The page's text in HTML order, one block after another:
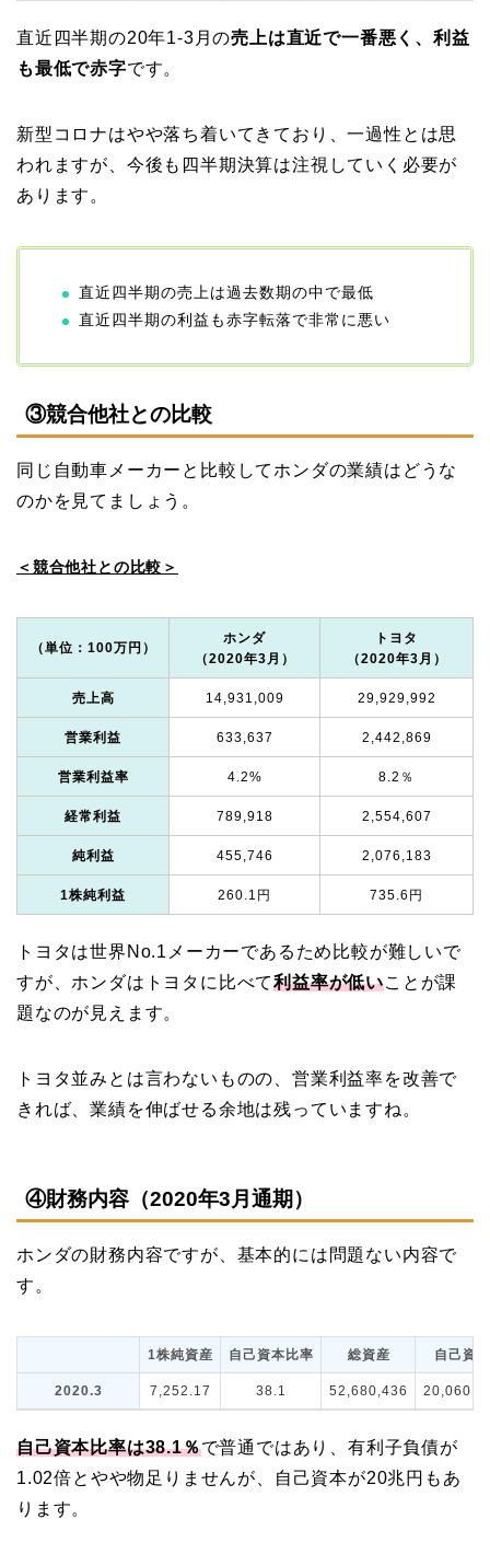
直近四半期の20年1-3月の売上は直近で一番悪く、利益
も最低で赤字です。
新型コロナはやや落ち着いてきており、一過性とは思
われますが、今後も四半期決算は注視していく必要が
あります。
直近四半期の売上は過去数期の中で最低
直近四半期の利益も赤字転落で非常に悪い
③競合他社との比較
同じ自動車メーカーと比較してホンダの業績はどうな
のかを見てましょう。
＜競合他社との比較＞
（単位：100万円）
ホンダ
（2020年3月）
トヨタ
（2020年3月）
売上高 14,931,009 29,929,992
営業利益 633,637 2,442,869
営業利益率 4.2% 8.2％
経常利益 789,918 2,554,607
純利益 455,746 2,076,183
1株純利益 260.1円 735.6円
トヨタは世界No.1メーカーであるため比較が難しいで
すが、ホンダはトヨタに比べて利益率が低いことが課
題なのが見えます。
トヨタ並みとは言わないものの、営業利益率を改善で
きれば、業績を伸ばせる余地は残っていますね。
④財務内容（2020年3月通期）
ホンダの財務内容ですが、基本的には問題ない内容で
す。
1株純資産 自己資本比率 総資産 自己資本
2020.3 7,252.17 38.1 52,680,436
自己資本比率は38.1％で普通ではあり、有利子負債が
1.02倍とやや物足りませんが、自己資本が20兆円もあ
ります。